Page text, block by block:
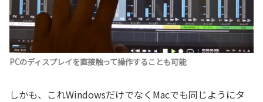
PCのディスプレイを直接触って操作することも可能
しかも、これWindowsだけでなくMacでも同じようにタ